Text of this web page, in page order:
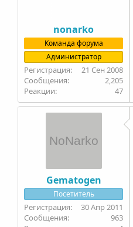
nonarko
Команда форума
Администратор
21 Сен 2008
2,205
47
Gematogen
Посетитель
30 Апр 2011
963